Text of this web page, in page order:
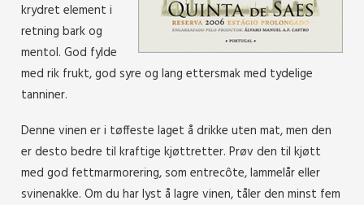
Search
krydret element i
retning bark og
mentol. God fylde
med rik frukt, god syre og lang ettersmak med tydelige
tanniner.
Denne vinen er i tøffeste laget å drikke uten mat, men den
er desto bedre til kraftige kjøttretter. Prøv den til kjøtt
med god fettmarmorering, som entrecôte, lammelår eller
svinenakke. Om du har lyst å lagre vinen, tåler den minst fem